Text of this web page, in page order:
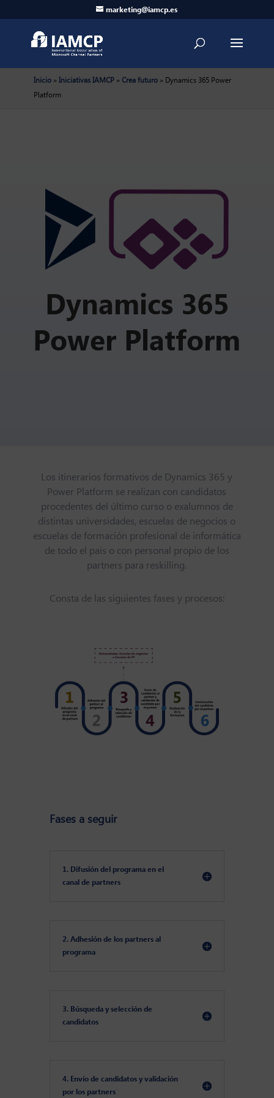
marketing@iamcp.es
Inicio» Iniciativas IAMCP» Crea futuro» Dynamics 365 Power
Platform
Dynamics 365
Power Platform
Los itinerarios formativos de Dynamics 365 y
Power Platform se realizan con candidatos
procedentes del último curso o exalumnos de
distintas universidades, escuelas de negocios o
escuelas de formación profesional de informática
de todo el país o con personal propio de los
partners para reskilling.
Consta de las siguientes fases y procesos:
Fases a seguir
1. Difusión del programa en el
canal de partners
2. Adhesión de los partners al
programa
3. Búsqueda y selección de
candidatos
4. Envío de candidatos y validación
por los partners